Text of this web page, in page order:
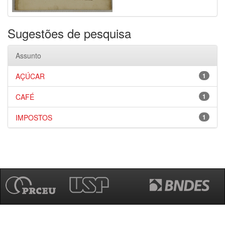
Sugestões de pesquisa
Assunto
1
AÇÚCAR
1
CAFÉ
1
IMPOSTOS